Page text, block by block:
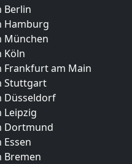
Berlin
Hamburg
München
Köln
Frankfurt am Main
Stuttgart
Düsseldorf
Leipzig
Dortmund
Bremen